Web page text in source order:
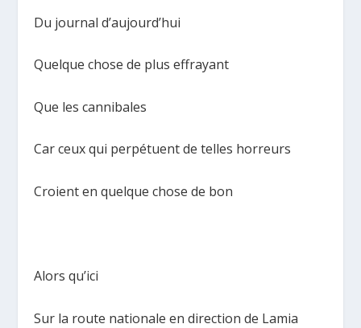
Du journal d’aujourd’hui
Quelque chose de plus effrayant
Que les cannibales
Car ceux qui perpétuent de telles horreurs
Croient en quelque chose de bon
Alors qu’ici
Sur la route nationale en direction de Lamia